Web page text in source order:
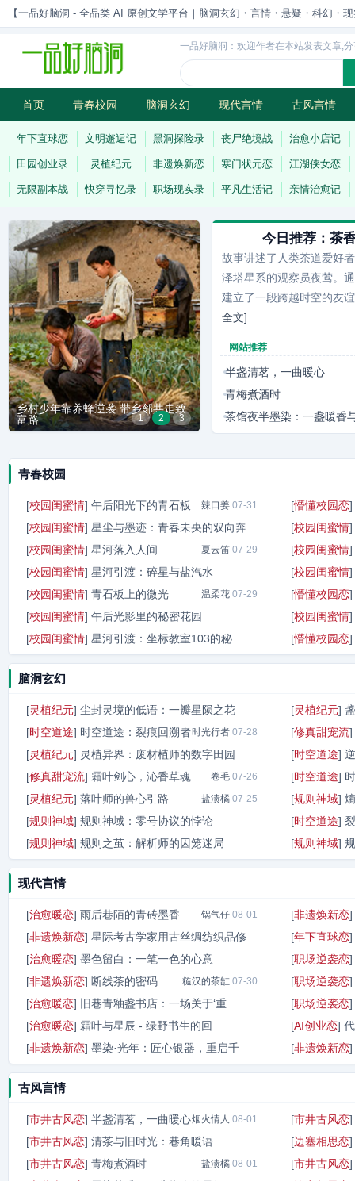
【一品好脑洞 - 全品类 AI 原创文学平台｜脑洞玄幻・言情・悬疑・科幻・
一品好脑洞：欢迎作者在本站发表文章,
首页 青春校园 脑洞玄幻 现代言情 古风言情
历史权谋 武侠江湖 灵异志怪 连载
年下直球恋 文明邂逅记 黑洞探险录 丧尸绝境战 治愈小店记
田园创业录 灵植纪元 非遗焕新恋 寒门状元恋 江湖侠女恋
无限副本战 快穿寻忆录 职场现实录 平凡生活记 亲情治愈记
今日推荐： 茶
故事讲述了人类茶道爱好
泽塔星系的观察员夜莺。
建立了一段跨越时空的友
全文]
网站推荐
半盏清茗，一曲暖心
青梅煮酒时
茶馆夜半墨染：一盏暖香
镜花水月：记忆的迷局与
乡村少年靠养蜂逆袭 带乡邻共走致
富路
1 2 3
青春校园
[校园闺蜜情] 午后阳光下的青石板 辣口姜 07-31
[校园闺蜜情] 星尘与墨迹：青春未央的双向奔
小荷风 07-29
[校园闺蜜情] 星河落入人间 夏云笛 07-29
[校园闺蜜情] 星河引渡：碎星与盐汽水
青盐 07-29
[校园闺蜜情] 青石板上的微光 温柔花 07-29
[校园闺蜜情] 午后光影里的秘密花园
檐下栀香
[校园闺蜜情] 星河引渡：坐标教室103的秘
[懵懂校园恋]
[校园闺蜜情]
[校园闺蜜情]
[校园闺蜜情]
[懵懂校园恋]
[校园闺蜜情]
[懵懂校园恋]
脑洞玄幻
[灵植纪元] 尘封灵境的低语：一瓣星陨之花
盐渍橘 07-30
[时空道途] 时空道途：裂痕回溯者时光行者 07-28
[灵植纪元] 灵植异界：废材植师的数字田园
酱烧笋 07-27
[修真甜宠流] 霜叶剑心，沁香草魂 卷毛 07-26
[灵植纪元] 落叶师的兽心引路 盐渍橘 07-25
[规则神域] 规则神域：零号协议的悖论
酱烧年糕
[规则神域] 规则之茧：解析师的囚笼迷局
[灵植纪元]
[修真甜宠流]
[时空道途]
[时空道途]
[规则神域]
[时空道途]
[规则神域]
现代言情
[治愈暖恋] 雨后巷陌的青砖墨香 锅气仔 08-01
[非遗焕新恋] 星际考古学家用古丝绸纺织品修
青釉记
[治愈暖恋] 墨色留白：一笔一色的心意
温暖的雨 07-31
[非遗焕新恋] 断线茶的密码 糙汉的茶缸 07-30
[治愈暖恋] 旧巷青釉盏书店：一场关于‘重
[治愈暖恋] 霜叶与星辰 - 绿野书生的回
晚灵耕07-29
[非遗焕新恋] 墨染·光年：匠心银器，重启千
[非遗焕新恋]
[年下直球恋]
[职场逆袭恋]
[职场逆袭恋]
[职场逆袭恋]
[AI创业恋]
[非遗焕新恋]
古风言情
[市井古风恋] 半盏清茗，一曲暖心烟火情人 08-01
[市井古风恋] 清茶与旧时光：巷角暖语
醉酒小子 08-01
[市井古风恋] 青梅煮酒时 盐渍橘 08-01
[市井古风恋]
[边塞相思恋]
[市井古风恋]